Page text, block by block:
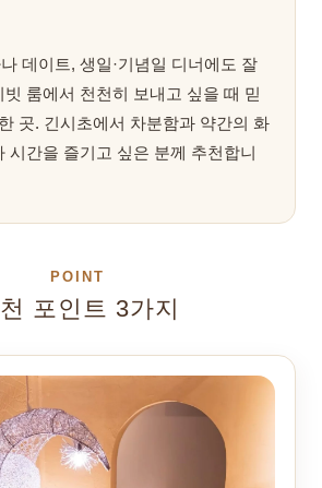
데이트, 생일·기념일 디너에도 잘
룸에서 천천히 보내고 싶을 때 믿
곳. 긴시초에서 차분함과 약간의 화
시간을 즐기고 싶은 분께 추천합니
POINT
포인트 3가지